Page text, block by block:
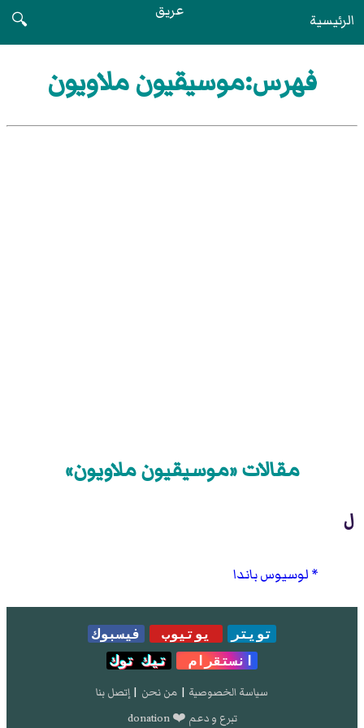
الرئيسية عريق
🔍
فهرس:موسيقيون ملاويون
مقالات «موسيقيون ملاويون»
ل
لوسيوس باندا
تويتر يوتيوب
فيسبوك
انستقرام
تيك توك
سياسة الخصوصية | من نحن | إتصل بنا
تبرع و دعم ❤️ donation